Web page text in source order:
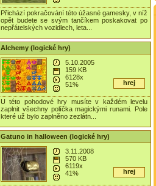
Přichází pokračování této úžasné gamesky, v níž
opět budete se svým tančíkem poskakovat po
nepřátelských vozidlech, leta...
Alchemy (logické hry)
5.10.2005
159 KB
6128x
51%
hrej
U této pohodové hry musíte v každém levelu
zaplnit všechny políčka magickými runami. Pole
které už bylo zaplněno zezlátn...
Gatuno in halloween (logické hry)
3.11.2008
570 KB
6119x
41%
hrej